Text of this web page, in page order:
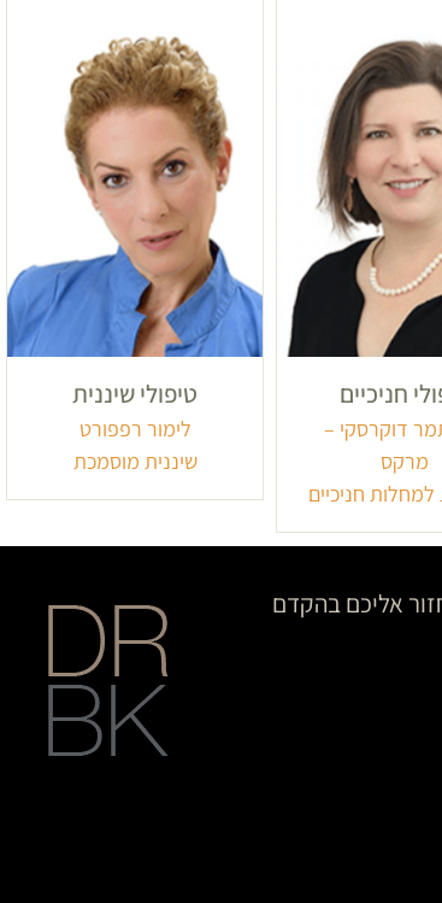
חניכיים
דוקרסקי –
מרקס
חניכיים
טיפולי שיננית
לימור רפפורט
שיננית מוסמכת
אליכם בהקדם